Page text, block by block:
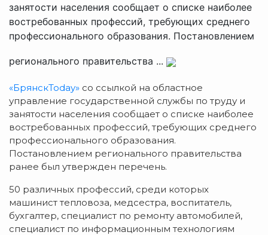
занятости населения сообщает о списке наиболее
востребованных профессий, требующих среднего
профессионального образования. Постановлением
регионального правительства ...
«БрянскToday» со ссылкой на областное
управление государственной службы по труду и
занятости населения сообщает о списке наиболее
востребованных профессий, требующих среднего
профессионального образования.
Постановлением регионального правительства
ранее был утвержден перечень.
50 различных профессий, среди которых
машинист тепловоза, медсестра, воспитатель,
бухгалтер, специалист по ремонту автомобилей,
специалист по информационным технологиям